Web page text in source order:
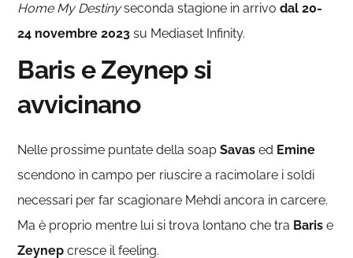
Home My Destinyseconda stagione in arrivodal 20-
24 novembre 2023 su Mediaset Infinity.
Baris e Zeynep si
avvicinano
Nelle prossime puntate della soapSavas ed Emine
scendono in campo per riuscire a racimolare i soldi
necessari per far scagionare Mehdi ancora in carcere.
Ma è proprio mentre lui si trova lontano che tra Baris e
Zeynep cresce il feeling.